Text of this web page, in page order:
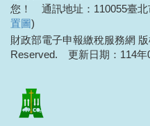
您！ 通訊地址：110055臺北
置圖)
財政部電子申報繳稅服務網
Reserved. 更新日期：114年